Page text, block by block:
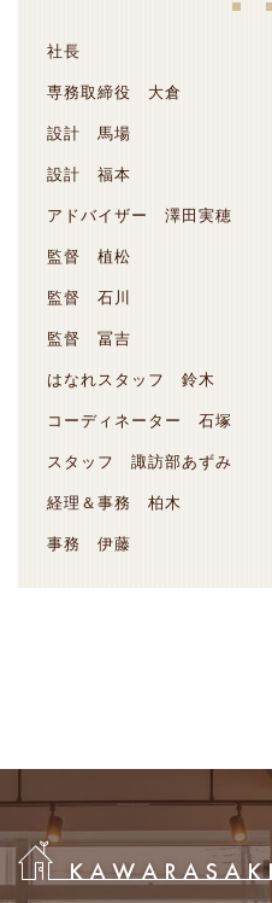
社長
専務取締役 大倉
設計 馬場
設計 福本
アドバイザー 澤田実穂
監督 植松
監督 石川
監督 冨吉
はなれスタッフ 鈴木
コーディネーター 石塚
スタッフ 諏訪部あずみ
経理＆事務 柏木
事務 伊藤